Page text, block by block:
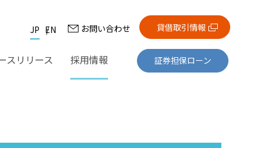
JP EN お問い合わせ 貸借取引情報
スリリース 採用情報 証券担保ローン